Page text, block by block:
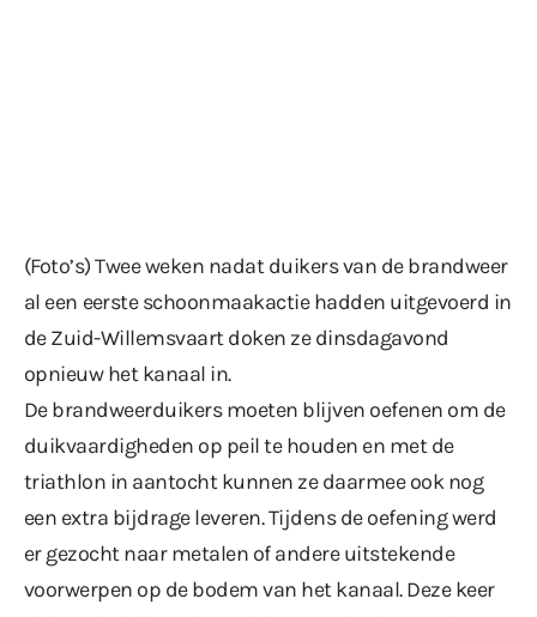
(Foto’s) Twee weken nadat duikers van de brandweer
al een eerste schoonmaakactiehadden uitgevoerd in
de Zuid-Willemsvaart doken ze dinsdagavond
opnieuw het kanaal in.
De brandweerduikers moeten blijven oefenen om de
duikvaardigheden op peil te houden en met de
triathlon in aantocht kunnen ze daarmee ook nog
een extra bijdrage leveren. Tijdens de oefening werd
er gezocht naar metalen of andere uitstekende
voorwerpen op de bodem van het kanaal. Deze keer